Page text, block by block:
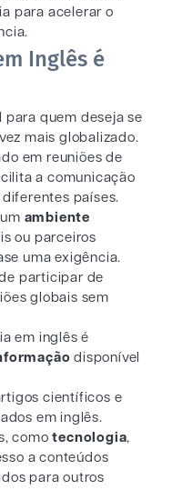
para acelerar o
Inglês é
para quem deseja se
mais globalizado.
em reuniões de
a comunicação
países.
ambiente
ou parceiros
uma exigência.
participar de
globais sem
em inglês é
disponível
científicos e
em inglês.
comotecnologia,
a conteúdos
para outros